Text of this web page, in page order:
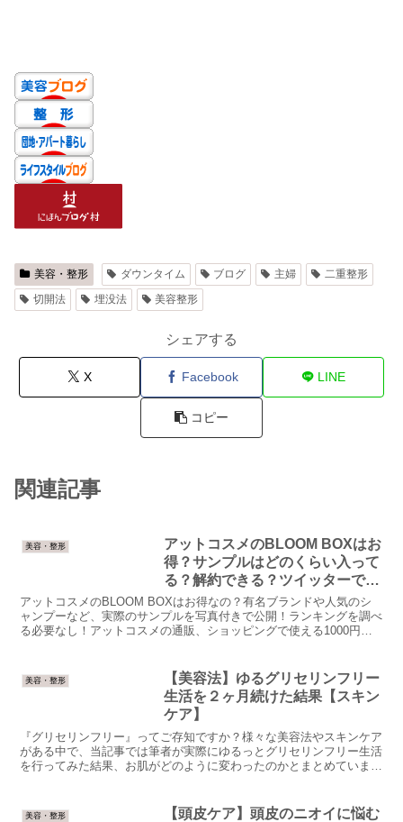
美容・整形 ダウンタイム ブログ 主婦
二重整形
切開法
埋没法 美容整形
シェアする
X Facebook LINE
コピー
関連記事
美容・整形
アットコスメのBLOOM BOXはお
得？サンプルはどのくらい入って
る？解約できる？ツイッターでの
口コミと評判を紹介！
アットコスメのBLOOM BOXはお得なの？有名ブランドや人気のシ
ャンプーなど、実際のサンプルを写真付きで公開！ランキングを調べ
る必要なし！アットコスメの通販、ショッピングで使える1000円分
美容・整形
【美容法】ゆるグリセリンフリー
生活を２ヶ月続けた結果【スキン
ケア】
『グリセリンフリー』ってご存知ですか？様々な美容法やスキンケア
がある中で、当記事では筆者が実際にゆるっとグリセリンフリー生活
を行ってみた結果、お肌がどのように変わったのかとまとめていま
美容・整形
【頭皮ケア】頭皮のニオイに悩む